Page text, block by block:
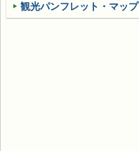
観光パンフレット・マップ